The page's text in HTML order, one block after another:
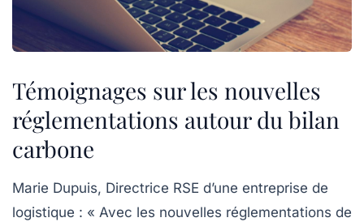
Témoignages sur les nouvelles
réglementations autour du bilan
carbone
Marie Dupuis, Directrice RSE d’une entreprise de
logistique : « Avec les nouvelles réglementations de